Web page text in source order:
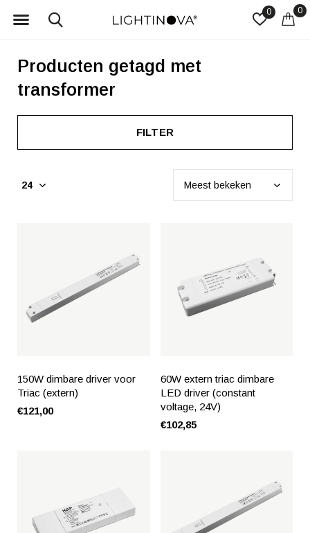
0 0
Producten getagd met
transformer
FILTER
150W dimbare driver voor
Triac (extern)
€121,00
60W extern triac dimbare
LED driver (constant
voltage, 24V)
€102,85